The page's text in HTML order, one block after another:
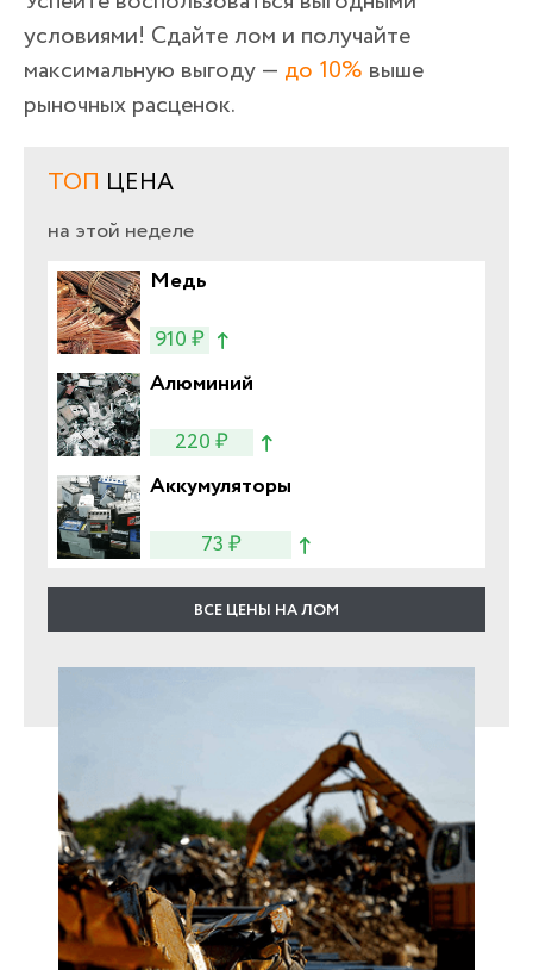
условиями! Сдайте лом и получайте
максимальную выгоду — до 10% выше
рыночных расценок.
ТОП ЦЕНА
на этой неделе
Медь
910 ₽
Алюминий
220 ₽
Аккумуляторы
73 ₽
ВСЕ ЦЕНЫ НА ЛОМ